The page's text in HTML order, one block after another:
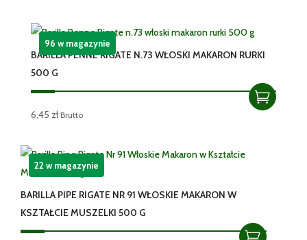
BARILLA PENNE RIGATE N.73 WŁOSKI MAKARON RURKI
500 G
6,45 zł Brutto
96 w magazynie
BARILLA PIPE RIGATE NR 91 WŁOSKIE MAKARON W
KSZTAŁCIE MUSZELKI 500 G
22 w magazynie